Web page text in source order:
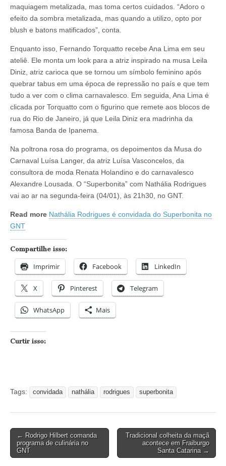
maquiagem metalizada, mas toma certos cuidados. “Adoro o
efeito da sombra metalizada, mas quando a utilizo, opto por
blush e batons matificados”, conta.
Enquanto isso, Fernando Torquatto recebe Ana Lima em seu
ateliê. Ele monta um look para a atriz inspirado na musa Leila
Diniz, atriz carioca que se tornou um símbolo feminino após
quebrar tabus em uma época de repressão no país e que tem
tudo a ver com o clima carnavalesco. Em seguida, Ana Lima é
clicada por Torquatto com o figurino que remete aos blocos de
rua do Rio de Janeiro, já que Leila Diniz era madrinha da
famosa Banda de Ipanema.
Na poltrona rosa do programa, os depoimentos da Musa do
Carnaval Luísa Langer, da atriz Luísa Vasconcelos, da
consultora de moda Renata Holandino e do carnavalesco
Alexandre Lousada. O “Superbonita” com Nathália Rodrigues
vai ao ar na segunda-feira (04/01), às 21h30, no GNT.
Read more Nathália Rodrigues é convidada do Superbonita no
GNT
Compartilhe isso:
Imprimir Facebook LinkedIn
X Pinterest Telegram
WhatsApp Mais
Curtir isso:
Tags: convidada nathália rodrigues superbonita
Post
navigation
← Rodrigo Hilbert comanda
programa de culinária no
GNT
Tradicional colheita da maçã
acontece em Fraiburgo
Santa Catarina →